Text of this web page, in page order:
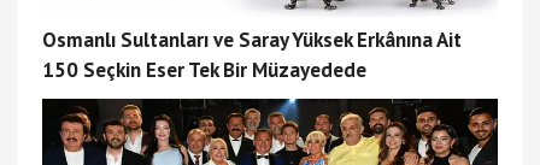
Osmanlı Sultanları ve Saray Yüksek Erkânına Ait
150 Seçkin Eser Tek Bir Müzayedede